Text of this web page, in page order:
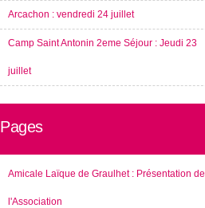
Arcachon : vendredi 24 juillet
Camp Saint Antonin 2eme Séjour : Jeudi 23
juillet
Pages
Amicale Laïque de Graulhet : Présentation de
l'Association